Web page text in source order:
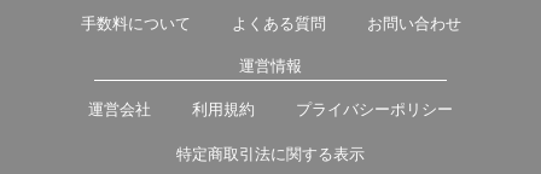
手数料について よくある質問 お問い合わせ
運営情報
運営会社 利用規約 プライバシーポリシー
特定商取引法に関する表示